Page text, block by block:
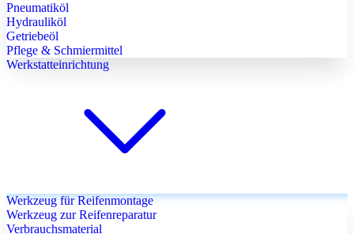
Pneumatiköl
Hydrauliköl
Getriebeöl
Pflege & Schmiermittel
Werkstatteinrichtung
Werkzeug für Reifenmontage
Werkzeug zur Reifenreparatur
Verbrauchsmaterial